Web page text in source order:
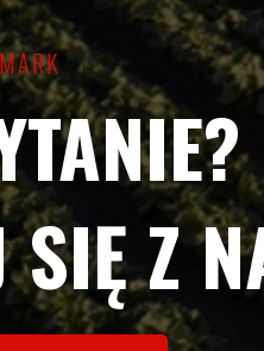
SIĘ Z